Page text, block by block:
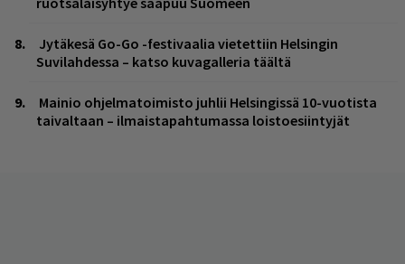
Jytäkesä Go-Go -festivaalia vietettiin Helsingin
Suvilahdessa – katso kuvagalleria täältä
Mainio ohjelmatoimisto juhlii Helsingissä 10-vuotista
taivaltaan – ilmaistapahtumassa loistoesiintyjät